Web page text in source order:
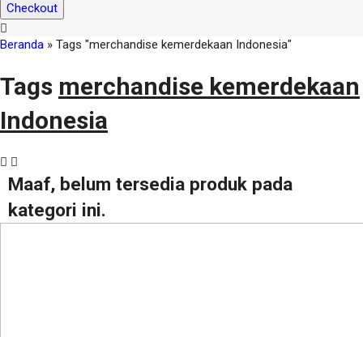
Checkout
Beranda » Tags "merchandise kemerdekaan Indonesia"
Tags merchandise kemerdekaan
Indonesia
Maaf, belum tersedia produk pada
kategori ini.